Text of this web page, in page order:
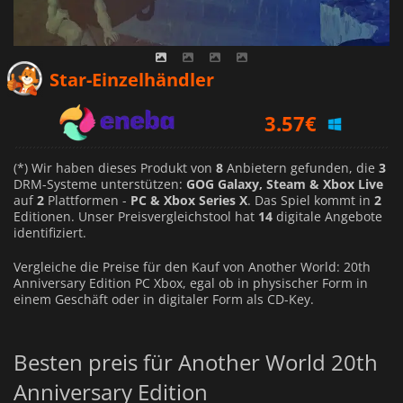
Star-Einzelhändler
3.57€
5.74€
(*) Wir haben dieses Produkt von 8 Anbietern gefunden, die 3
DRM-Systeme unterstützen: GOG Galaxy, Steam & Xbox Live
auf2 Plattformen - PC & Xbox Series X. Das Spiel kommt in 2
Editionen. Unser Preisvergleichstool hat 14 digitale Angebote
identifiziert.
Vergleiche die Preise für den Kauf von Another World: 20th
Anniversary Edition PC Xbox, egal ob in physischer Form in
einem Geschäft oder in digitaler Form als CD-Key.
Besten preis für Another World 20th
Anniversary Edition